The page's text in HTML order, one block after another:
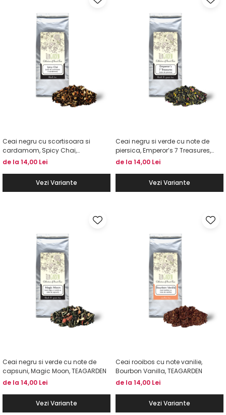
Ceai negru cu scortisoara si
cardamom, Spicy Chai,
TEAGARDEN
de la 14,00 Lei
Vezi Variante
Ceai negru si verde cu note de
piersica, Emperor’s 7 Treasures,
TEAGARDEN
de la 14,00 Lei
Vezi Variante
Ceai negru si verde cu note de
capsuni, Magic Moon, TEAGARDEN
de la 14,00 Lei
Vezi Variante
Ceai rooibos cu note vanilie,
Bourbon Vanilla, TEAGARDEN
de la 14,00 Lei
Vezi Variante